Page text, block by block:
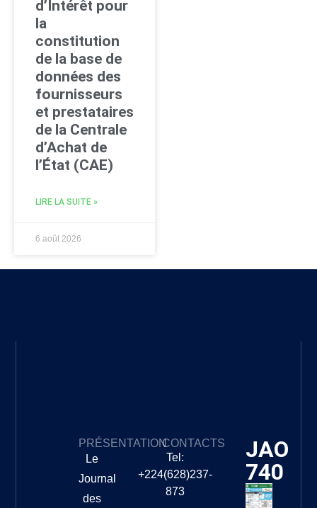
d’Intérêt pour
la
constitution
de la base de
données des
fournisseurs
et prestataires
de la Centrale
d’Achat de
l’État (CAE)
LIRE LA SUITE »
6 août 2026
PRÉSENTATION
Le
Journal
des
CONTACTS
Tel:
+224(628)237-
873
JAO
740